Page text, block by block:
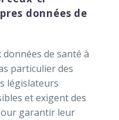
données de
de santé à
particulier des
législateurs
et exigent des
garantir leur